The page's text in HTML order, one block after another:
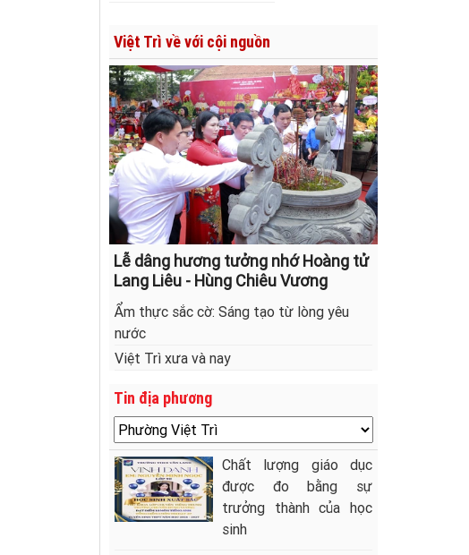
Việt Trì về với cội nguồn
Lễ dâng hương tưởng nhớ Hoàng tử
Lang Liêu - Hùng Chiêu Vương
Ẩm thực sắc cờ: Sáng tạo từ lòng yêu
nước
Việt Trì xưa và nay
Tin địa phương
Chất lượng giáo dục
được đo bằng sự
trưởng thành của học
sinh